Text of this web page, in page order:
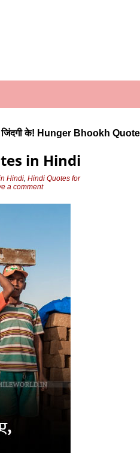
जिंदगी के! Hunger Bhookh
in Hindi
Hindi, Hindi Quotes for
a comment